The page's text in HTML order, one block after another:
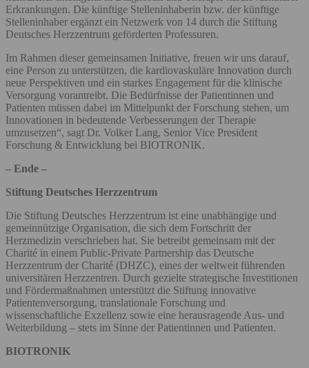
Erkrankungen. Die künftige Stelleninhaberin bzw. der künftige
Stelleninhaber ergänzt ein Netzwerk von 14 durch die Stiftung
Deutsches Herzzentrum geförderten Professuren.
Im Rahmen dieser gemeinsamen Initiative, freuen wir uns darauf,
eine Person zu unterstützen, die kardiovaskuläre Innovation durch
neue Perspektiven und ein starkes Engagement für die klinische
Versorgung vorantreibt. Die Bedürfnisse der Patientinnen und
Patienten müssen dabei im Mittelpunkt der Forschung stehen, um
Innovationen in bedeutende Verbesserungen der Therapie
umzusetzen“, sagt Dr. Volker Lang, Senior Vice President
Forschung & Entwicklung bei BIOTRONIK.
– Ende –
Stiftung Deutsches Herzzentrum
Die Stiftung Deutsches Herzzentrum ist eine unabhängige und
gemeinnützige Organisation, die sich dem Fortschritt der
Herzmedizin verschrieben hat. Sie betreibt gemeinsam mit der
Charité in einem Public-Private Partnership das Deutsche
Herzzentrum der Charité (DHZC), eines der weltweit führenden
universitären Herzzentren. Durch gezielte strategische Investitionen
und Fördermaßnahmen unterstützt die Stiftung innovative
Patientenversorgung, translationale Forschung und
wissenschaftliche Exzellenz sowie eine herausragende Aus- und
Weiterbildung – stets im Sinne der Patientinnen und Patienten.
BIOTRONIK